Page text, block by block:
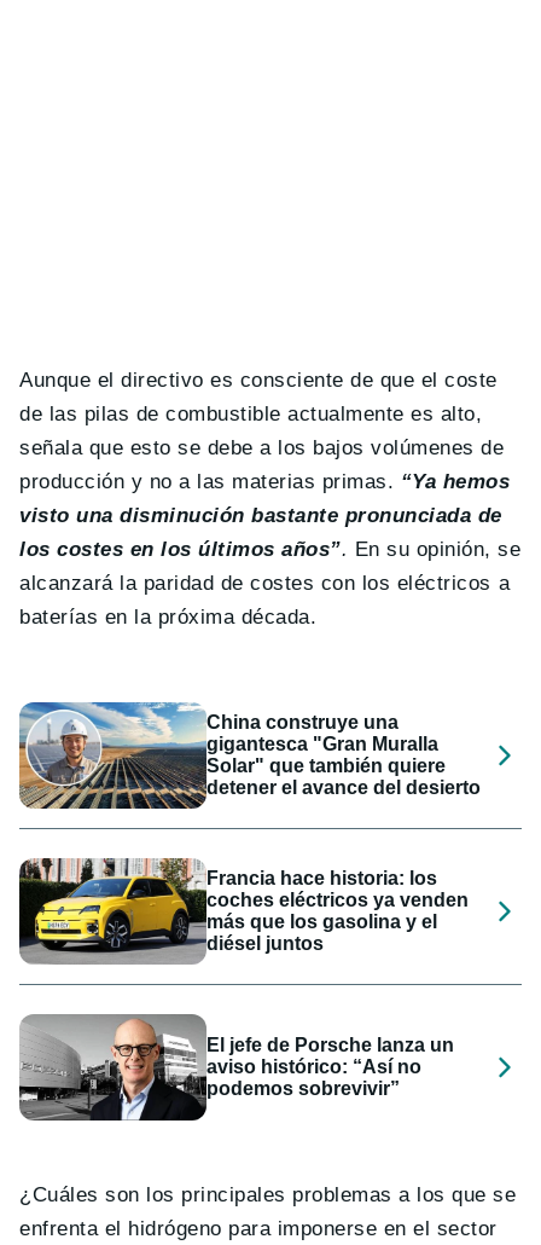
Aunque el directivo es consciente de que el coste
de las pilas de combustible actualmente es alto,
señala que esto se debe a los bajos volúmenes de
producción y no a las materias primas. “Ya hemos
visto una disminución bastante pronunciada de
los costes en los últimos años”. En su opinión, se
alcanzará la paridad de costes con los eléctricos a
baterías en la próxima década.
China construye una
gigantesca "Gran Muralla
Solar" que también quiere
detener el avance del desierto
Francia hace historia: los
coches eléctricos ya venden
más que los gasolina y el
diésel juntos
El jefe de Porsche lanza un
aviso histórico: “Así no
podemos sobrevivir”
¿Cuáles son los principales problemas a los que se
enfrenta el hidrógeno para imponerse en el sector